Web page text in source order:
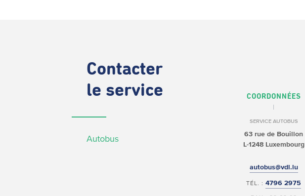
Contacter
le service
Autobus
COORDONNÉES
SERVICE AUTOBUS
63 rue de Bouillon
L-1248 Luxembourg
autobus@vdl.lu
TÉL. :4796 2975